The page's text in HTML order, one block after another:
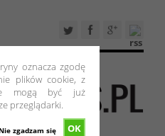
oznacza zgodę
plików cookie, z
mogą być już
przeglądarki.
OK
zgadzam się